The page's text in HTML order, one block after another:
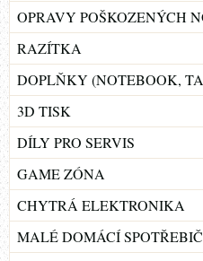
OPRAVY POŠKOZENÝCH
RAZÍTKA
DOPLŇKY (NOTEBOOK,
3D TISK
DÍLY PRO SERVIS
GAME ZÓNA
CHYTRÁ ELEKTRONIKA
MALÉ DOMÁCÍ